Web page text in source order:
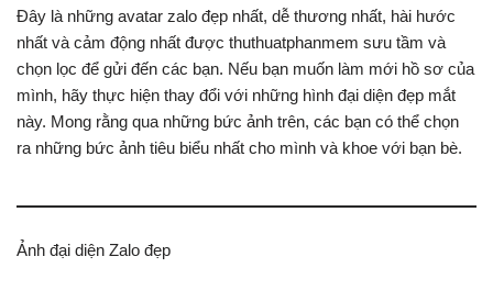
Đây là những avatar zalo đẹp nhất, dễ thương nhất, hài hước
nhất và cảm động nhất được thuthuatphanmem sưu tầm và
chọn lọc để gửi đến các bạn. Nếu bạn muốn làm mới hồ sơ của
mình, hãy thực hiện thay đổi với những hình đại diện đẹp mắt
này. Mong rằng qua những bức ảnh trên, các bạn có thể chọn
ra những bức ảnh tiêu biểu nhất cho mình và khoe với bạn bè.
Ảnh đại diện Zalo đẹp